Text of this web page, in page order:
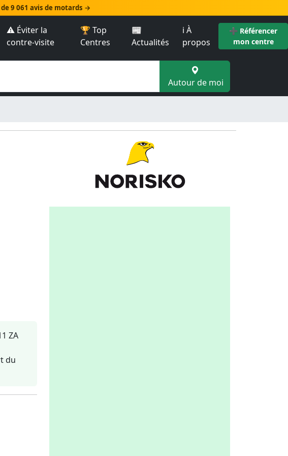
9 061 avis de motards →
⚠️ Éviter la
contre-visite
🏆 Top
Centres
📰
Actualités
ℹ️ À
propos
➕ Référencer
mon centre
Autour de moi
ZA
du